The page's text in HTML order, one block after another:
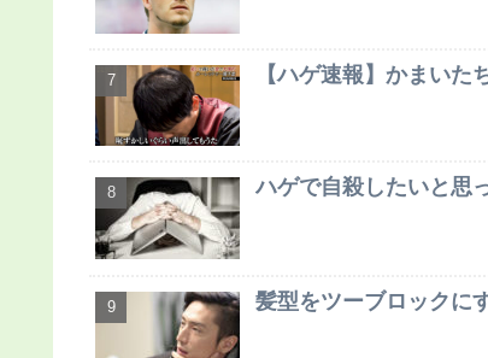
【ハゲ速報】かまいた
ハゲで自殺したいと思
髪型をツーブロックに